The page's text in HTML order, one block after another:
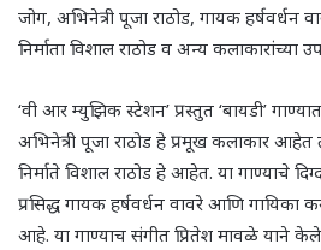
जोग, अभिनेत्री पूजा राठोड, गायक हर्षवर्धन
निर्माता विशाल राठोड व अन्य कलाकारांच्या
‘वी आर म्युझिक स्टेशन’ प्रस्तुत ‘बायडी’
अभिनेत्री पूजा राठोड हे प्रमूख कलाकार आहेत
निर्माते विशाल राठोड हे आहेत. या गाण्याचे
प्रसिद्ध गायक हर्षवर्धन वावरे आणि गायिका
आहे. या गाण्याच संगीत प्रितेश मावळे याने